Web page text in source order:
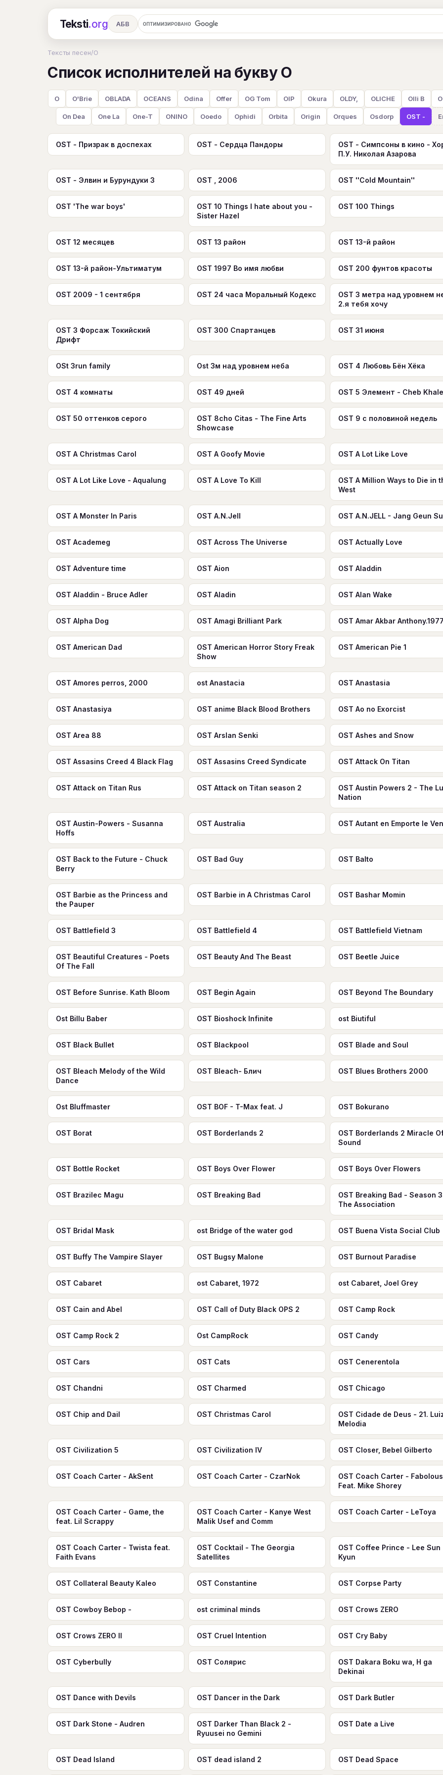
Teksti.org АБВ
Ч Ш Э Ю Я En A B C D
Тексты песен/O
Список исполнителей на букву O
O O'Brie OBLADA OCEANS Odina Offer OG Tom OIP Okura OLDY, OLICHE Olli B
On Dea One La One-T ONINO Ooedo Ophidi Orbita Origin Orques Osdorp OST -
OST - Призрак в доспехах OST - Сердца Пандоры
OST - Симпсоны в кино -
П.У. Николая Азарова
OST - Элвин и Бурундуки 3 OST , 2006 OST ''Cold Mountain''
OST 'The war boys'
OST 10 Things I hate about you -
Sister Hazel
OST 100 Things
OST 12 месяцев OST 13 район OST 13-й район
OST 13-й район-Ультиматум OST 1997 Во имя любви OST 200 фунтов красоты
OST 2009 - 1 сентября OST 24 часа Моральный Кодекс
OST 3 метра над уровнем
2.я тебя хочу
OST 3 Форсаж Токийский
Дрифт
OST 300 Спартанцев OST 31 июня
OSt 3run family Ost 3м над уровнем неба OST 4 Любовь Бён Хёка
OST 4 комнаты OST 49 дней OST 5 Элемент - Cheb
OST 50 оттенков серого
OST 8cho Citas - The Fine Arts
Showcase
OST 9 c половиной недель
OST A Christmas Carol OST A Goofy Movie OST A Lot Like Love
OST A Lot Like Love - Aqualung OST A Love To Kill
OST A Million Ways to Die in
West
OST A Monster In Paris OST A.N.Jell OST A.N.JELL - Jang Geun
OST Academeg OST Across The Universe OST Actually Love
OST Adventure time OST Aion OST Aladdin
OST Aladdin - Bruce Adler OST Aladin OST Alan Wake
OST Alpha Dog OST Amagi Brilliant Park OST Amar Akbar
OST American Dad
OST American Horror Story Freak
Show
OST American Pie 1
OST Amores perros, 2000 ost Anastacia OST Anastasia
OST Anastasiya OST anime Black Blood Brothers OST Ao no Exorcist
OST Area 88 OST Arslan Senki OST Ashes and Snow
OST Assasins Creed 4 Black Flag OST Assasins Creed Syndicate OST Attack On Titan
OST Attack on Titan Rus OST Attack on Titan season 2
OST Austin Powers 2 - The
Nation
OST Austin-Powers - Susanna
Hoffs
OST Australia OST Autant en Emporte le
OST Back to the Future - Chuck
Berry
OST Bad Guy OST Balto
OST Barbie as the Princess and
the Pauper
OST Barbie in A Christmas Carol OST Bashar Momin
OST Battlefield 3 OST Battlefield 4 OST Battlefield Vietnam
OST Beautiful Creatures - Poets
Of The Fall
OST Beauty And The Beast OST Beetle Juice
OST Before Sunrise. Kath Bloom OST Begin Again OST Beyond The Boundary
Ost Billu Baber OST Bioshock Infinite ost Biutiful
OST Black Bullet OST Blackpool OST Blade and Soul
OST Bleach Melody of the Wild
Dance
OST Bleach- Блич OST Blues Brothers 2000
Ost Bluffmaster OST BOF - T-Max feat. J OST Bokurano
OST Borat OST Borderlands 2
OST Borderlands 2 Miracle
Sound
OST Bottle Rocket OST Boys Over Flower OST Boys Over Flowers
OST Brazilec Magu OST Breaking Bad
OST Breaking Bad - Season
The Association
OST Bridal Mask ost Bridge of the water god OST Buena Vista Social Club
OST Buffy The Vampire Slayer OST Bugsy Malone OST Burnout Paradise
OST Cabaret ost Cabaret, 1972 ost Cabaret, Joel Grey
OST Cain and Abel OST Call of Duty Black OPS 2 OST Camp Rock
OST Camp Rock 2 Ost CampRock OST Candy
OST Cars OST Cats OST Cenerentola
OST Chandni OST Charmed OST Chicago
OST Chip and Dail OST Christmas Carol
OST Cidade de Deus - 21.
Melodia
OST Civilization 5 OST Civilization IV OST Closer, Bebel Gilberto
OST Coach Carter - AkSent OST Coach Carter - CzarNok
OST Coach Carter - Fabolous
Feat. Mike Shorey
OST Coach Carter - Game, the
feat. Lil Scrappy
OST Coach Carter - Kanye West
Malik Usef and Comm
OST Coach Carter - LeToya
OST Coach Carter - Twista feat.
Faith Evans
OST Cocktail - The Georgia
Satellites
OST Coffee Prince - Lee Sun
Kyun
OST Collateral Beauty Kaleo OST Constantine OST Corpse Party
OST Cowboy Bebop - ost criminal minds OST Crows ZERO
OST Crows ZERO II OST Cruel Intention OST Cry Baby
OST Cyberbully OST Cолярис
OST Dakara Boku wa, H ga
Dekinai
OST Dance with Devils OST Dancer in the Dark OST Dark Butler
OST Dark Stone - Audren
OST Darker Than Black 2 -
Ryuusei no Gemini
OST Date a Live
OST Dead Island OST dead island 2 OST Dead Space